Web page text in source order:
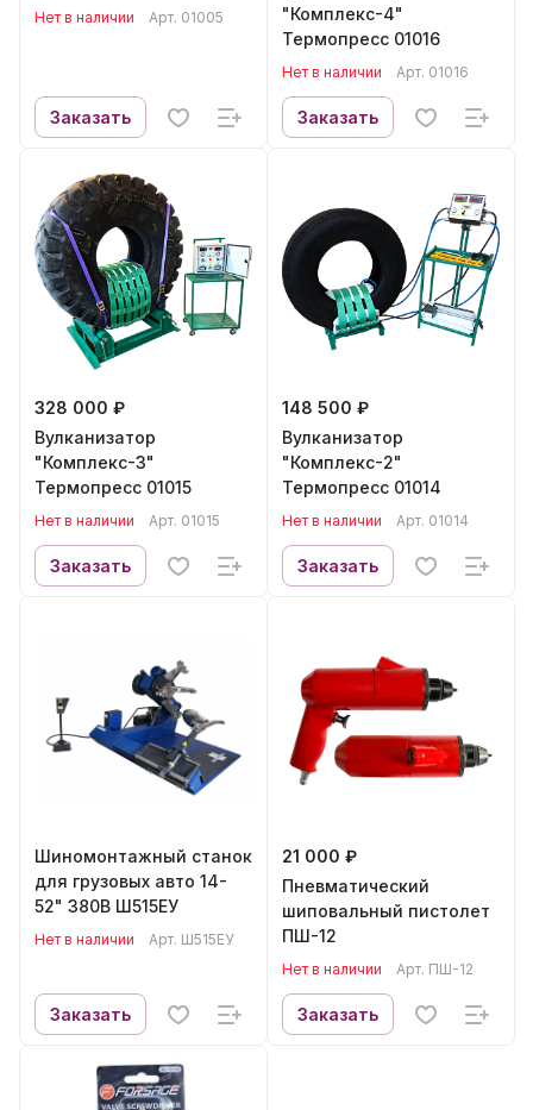
Нет в наличии Арт. 01005
Заказать
"Комплекс-4"
Термопресс 01016
Нет в наличии Арт. 01016
Заказать
328 000 ₽
Вулканизатор
"Комплекс-3"
Термопресс 01015
Нет в наличии Арт. 01015
Заказать
148 500 ₽
Вулканизатор
"Комплекс-2"
Термопресс 01014
Нет в наличии Арт. 01014
Заказать
Шиномонтажный станок
для грузовых авто 14-
52" 380В Ш515ЕУ
Нет в наличии Арт. Ш515ЕУ
Заказать
21 000 ₽
Пневматический
шиповальный пистолет
ПШ-12
Нет в наличии Арт. ПШ-12
Заказать